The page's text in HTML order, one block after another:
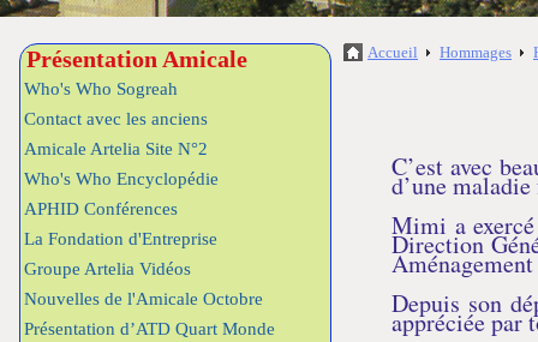
Présentation Amicale
Who's Who Sogreah
Contact avec les anciens
Amicale Artelia Site N°2
Who's Who Encyclopédie
APHID Conférences
La Fondation d'Entreprise
Groupe Artelia Vidéos
Nouvelles de l'Amicale Octobre
Présentation d’ATD Quart Monde
Accueil Hommages
C’est avec
d’une
Mimi a
Direction
Depuis son
appréciée par